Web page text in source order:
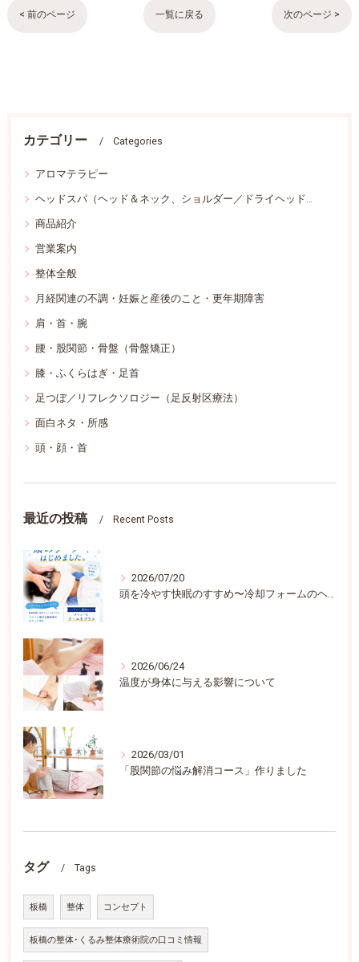
< 前のページ 一覧に戻る 次のページ >
カテゴリー Categories
アロマテラピー
ヘッドスパ（ヘッド＆ネック、ショルダー／ドライヘッドスパ）
商品紹介
営業案内
整体全般
月経関連の不調・妊娠と産後のこと・更年期障害
肩・首・腕
腰・股関節・骨盤（骨盤矯正）
膝・ふくらはぎ・足首
足つぼ／リフレクソロジー（足反射区療法）
面白ネタ・所感
頭・顔・首
最近の投稿 Recent Posts
2026/07/20
頭を冷やす快眠のすすめ〜冷却フォームのヘッドスパ
2026/06/24
温度が身体に与える影響について
2026/03/01
「股関節の悩み解消コース」作りました
タグ Tags
板橋 整体 コンセプト
板橋の整体･くるみ整体療術院の口コミ情報